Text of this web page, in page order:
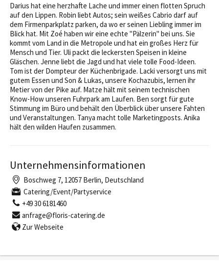
Darius hat eine herzhafte Lache und immer einen flotten Spruch
auf den Lippen. Robin liebt Autos; sein weißes Cabrio darf auf
dem Firmenparkplatz parken, da wo er seinen Liebling immer im
Blick hat. Mit Zoé haben wir eine echte "Pälzerin" bei uns. Sie
kommt vom Land in die Metropole und hat ein großes Herz für
Mensch und Tier. Uli packt die leckersten Speisen in kleine
Gläschen. Jenne liebt die Jagd und hat viele tolle Food-Ideen.
Tom ist der Dompteur der Küchenbrigade. Lacki versorgt uns mit
gutem Essen und Son & Lukas, unsere Kochazubis, lernen ihr
Metier von der Pike auf. Matze hält mit seinem technischen
Know-How unseren Fuhrpark am Laufen. Ben sorgt für gute
Stimmung im Büro und behält den Überblick über unsere Fahten
und Veranstaltungen. Tanya macht tolle Marketingposts. Anika
hält den wilden Haufen zusammen.
Unternehmensinformationen
Boschweg 7, 12057 Berlin, Deutschland
Catering/Event/Partyservice
+49 30 6181460
anfrage@floris-catering.de
Zur Webseite